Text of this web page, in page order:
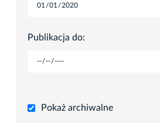
Publikacja do:
Pokaż archiwalne